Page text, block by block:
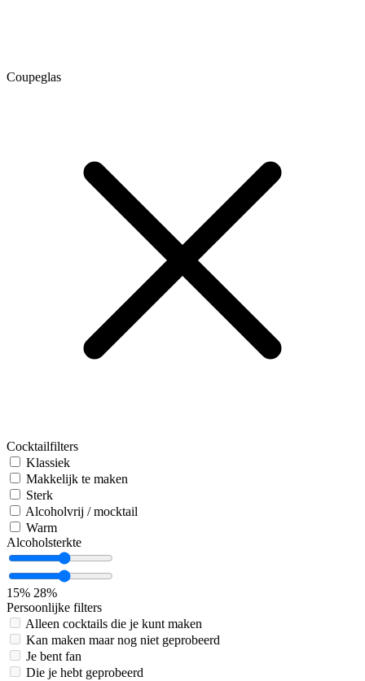
Coupeglas
Cocktailfilters
Klassiek
Makkelijk te maken
Sterk
Alcoholvrij / mocktail
Warm
Alcoholsterkte
15% 28%
Persoonlijke filters
Alleen cocktails die je kunt maken
Kan maken maar nog niet geprobeerd
Je bent fan
Die je hebt geprobeerd